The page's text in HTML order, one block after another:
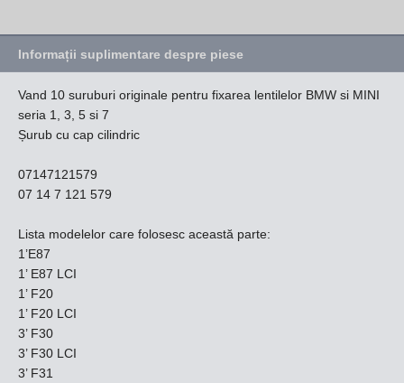
Informații suplimentare despre piese
Vand 10 suruburi originale pentru fixarea lentilelor BMW si MINI
seria 1, 3, 5 si 7
Șurub cu cap cilindric
07147121579
07 14 7 121 579
Lista modelelor care folosesc această parte:
1’E87
1’ E87 LCI
1’ F20
1’ F20 LCI
3’ F30
3’ F30 LCI
3’ F31